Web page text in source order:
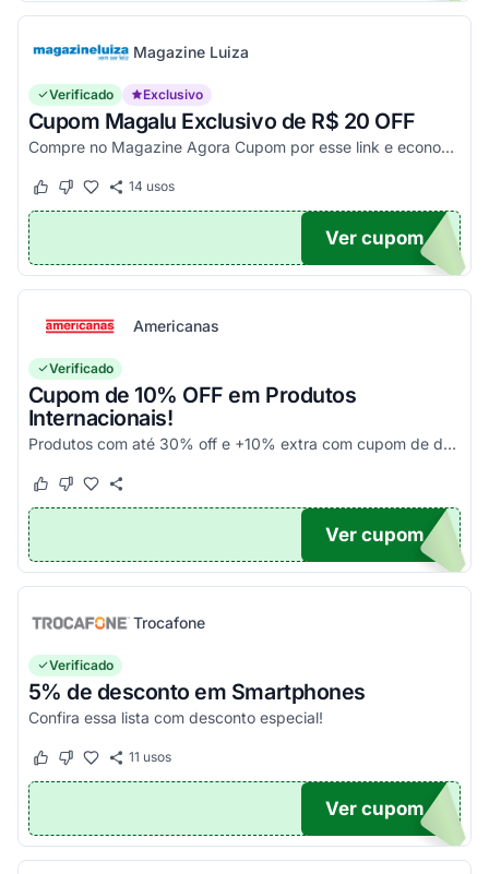
Magazine Luiza
Verificado Exclusivo
Cupom Magalu Exclusivo de R$ 20 OFF
Compre no Magazine Agora Cupom por esse link e economize R$ 20 na compra de produtos acima de R$ 999 vendidos e entregues por Magazine Luiza. Economize!
Este cupom funcionou
Este cupom não funcionou
14 usos
UPOM
Ver cupom
Americanas
Verificado
Cupom de 10% OFF em Produtos
Internacionais!
Produtos com até 30% off e +10% extra com cupom de desconto em produtos participantes da campanha. Consulte exceções no site. Aplique o código promocional no carrinho e aproveite!
Este cupom funcionou
Este cupom não funcionou
10
Ver cupom
Trocafone
Verificado
5% de desconto em Smartphones
Confira essa lista com desconto especial!
Este cupom funcionou
Este cupom não funcionou
11 usos
OFF
Ver cupom